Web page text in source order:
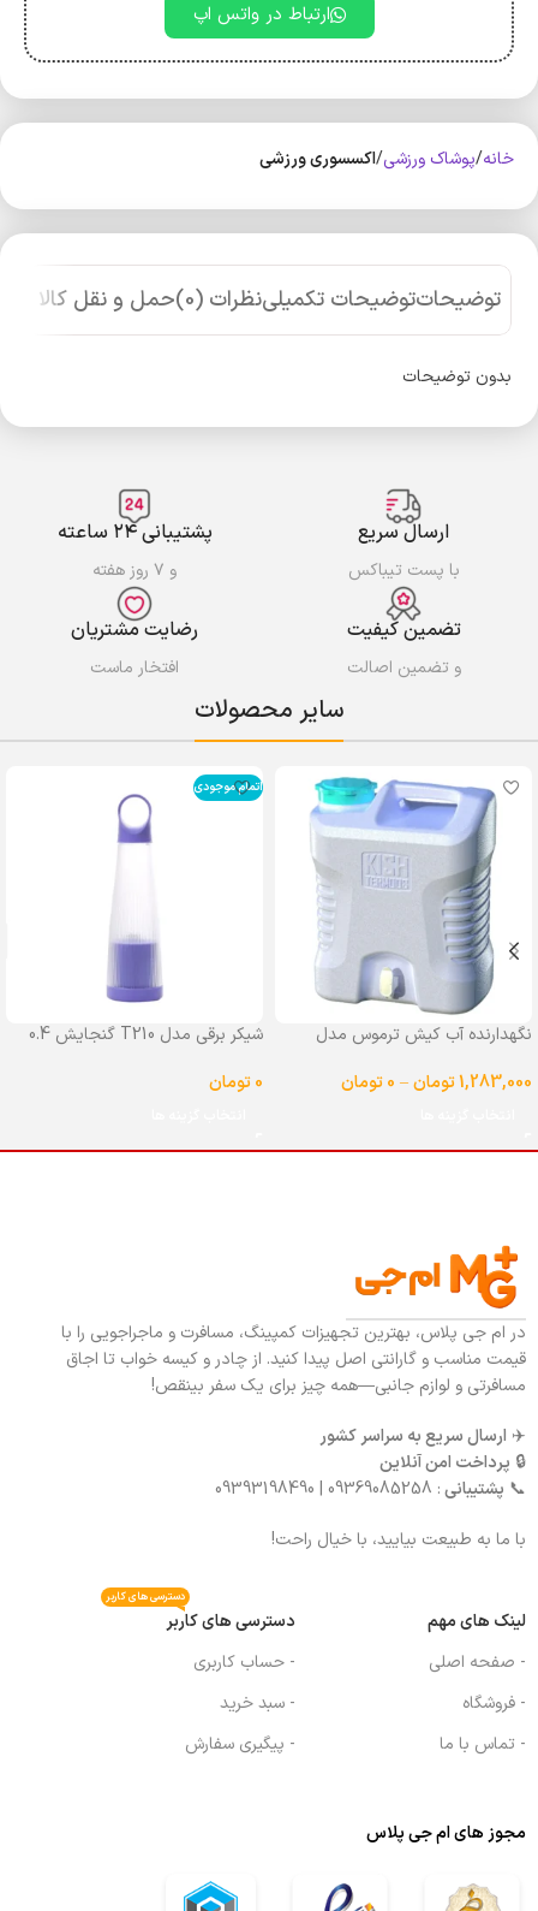
ارتباط در واتس اپ
خانه پوشاک ورزشی اکسسوری ورزشی
توضیحاتتوضیحات تکمیلینظرات (0) حمل و نقل کالا
بدون توضیحات
ارسال سریع
با پست تیباکس
پشتیبانی ۲۴ ساعته
و ۷ روز هفته
تضمین کیفیت
و تضمین اصالت
رضایت مشتریان
افتخار ماست
سایر محصولات
نگهدارنده آب کیش ترموس مدل
1,283,000تومان–
0تومان
اتمام موجودی
شیکر برقی مدل T210 گنجایش 0.4
0تومان
در ام جی پلاس، بهترین تجهیزات کمپینگ، مسافرت و ماجراجویی را با
قیمت مناسب و گارانتی اصل پیدا کنید. از چادر و کیسه خواب تا اجاق
مسافرتی و لوازم جانبی—همه چیز برای یک سفر بینقص!
✈️ ارسال سریع به سراسر کشور
🔒 پرداخت امن آنلاین
📞 پشتیبانی: 09369085258 | 09393198490
با ما به طبیعت بیایید، با خیال راحت!
لینک های مهم
- صفحه اصلی
- فروشگاه
- تماس با ما
دسترسی های کاربر
دسترسی های کاربر
- حساب کاربری
- سبد خرید
- پیگیری سفارش
مجوز های ام جی پلاس